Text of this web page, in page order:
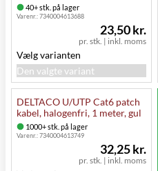
40+ stk. på lager
Varenr.:7340004613688
pr. stk. | inkl. moms
23,50 kr.
Vælg varianten
Den valgte variant
DELTACO U/UTP Cat6 patch
kabel, halogenfri, 1 meter, gul
1000+ stk. på lager
Varenr.:7340004613749
pr. stk. | inkl. moms
32,25 kr.